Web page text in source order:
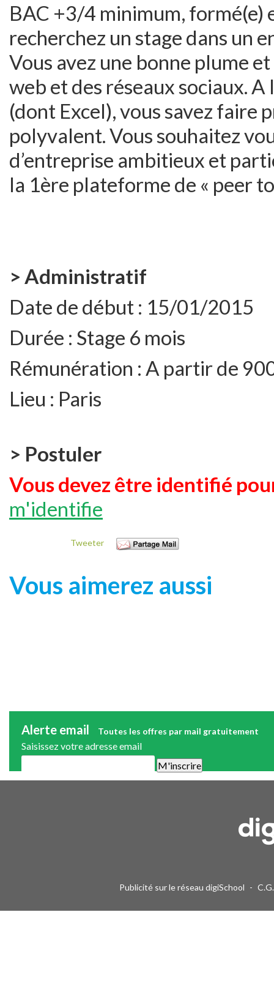
BAC +3/4 minimum,
recherchez un stage dans un
Vous avez une bonne plume
web et des réseaux sociaux. A
(dont Excel), vous savez faire
polyvalent. Vous souhaitez
d’entreprise ambitieux et
la 1ère plateforme de « peer
> Administratif
Date de début : 15/01/2015
Durée : Stage 6 mois
Rémunération : A partir de
Lieu : Paris
> Postuler
Vous devez être identifié
m'identifie
Tweeter
Vous aimerez aussi
Alerte email Toutes les offres par mail gratuitement
Saisissez votre adresse email
Publicité sur le réseau digiSchool -